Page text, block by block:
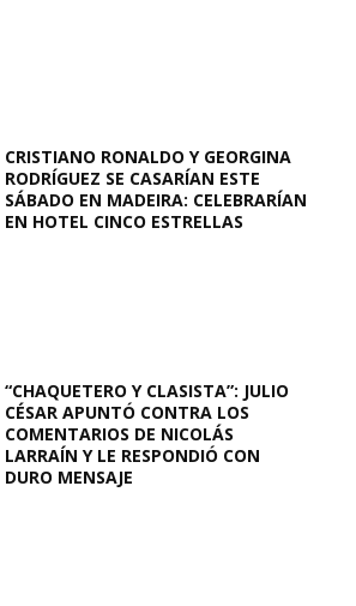
CRISTIANO RONALDO Y GEORGINA
RODRÍGUEZ SE CASARÍAN ESTE
SÁBADO EN MADEIRA: CELEBRARÍAN
EN HOTEL CINCO ESTRELLAS
“CHAQUETERO Y CLASISTA”: JULIO
CÉSAR APUNTÓ CONTRA LOS
COMENTARIOS DE NICOLÁS
LARRAÍN Y LE RESPONDIÓ CON
DURO MENSAJE